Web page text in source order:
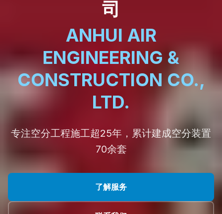
司
ANHUI AIR
ENGINEERING &
CONSTRUCTION CO.,
LTD.
专注空分工程施工超25年，累计建成空分装置
70余套
了解服务